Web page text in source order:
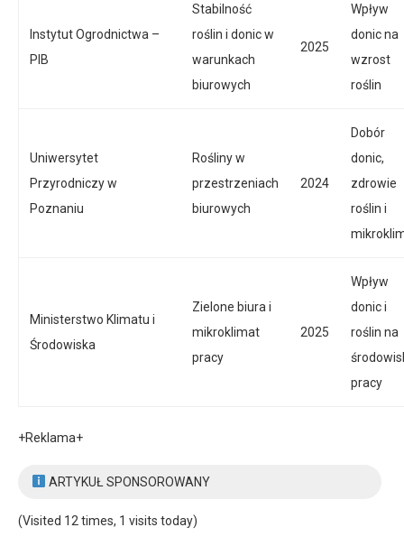
Instytut Ogrodnictwa –
PIB
Stabilność
roślin i donic w
warunkach
biurowych
2025
Wpływ
donic na
wzrost
roślin
Uniwersytet
Przyrodniczy w
Poznaniu
Rośliny w
przestrzeniach
biurowych
2024
Dobór
donic,
zdrowie
roślin i
Ministerstwo Klimatu i
Środowiska
Zielone biura i
mikroklimat
pracy
2025
Wpływ
donic i
roślin na
pracy
+Reklama+
ARTYKUŁ SPONSOROWANY
(Visited 12 times, 1 visits today)